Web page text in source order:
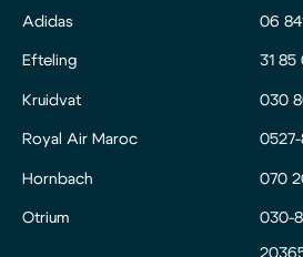
Adidas
Efteling
Kruidvat
Royal Air Maroc
Hornbach
Otrium
06
31 85
030
070
030-